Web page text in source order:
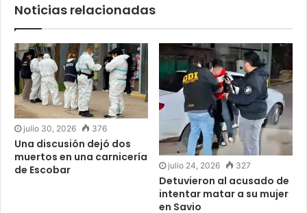
Noticias relacionadas
julio 30, 2026 376
Una discusión dejó dos
muertos en una carnicería
de Escobar
julio 24, 2026 327
Detuvieron al acusado de
intentar matar a su mujer
en Savio